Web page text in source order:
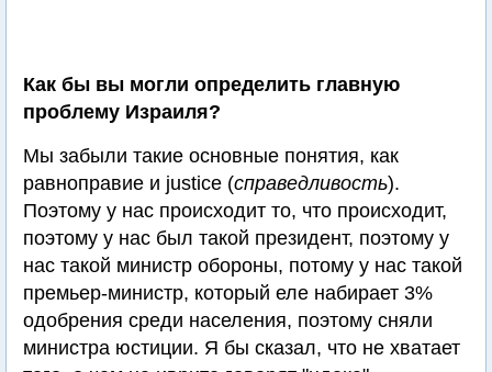
Как бы вы могли определить главную
проблему Израиля?
Мы забыли такие основные понятия, как
равноправие и justice (справедливость).
Поэтому у нас происходит то, что происходит,
поэтому у нас был такой президент, поэтому у
нас такой министр обороны, потому у нас такой
премьер-министр, который еле набирает 3%
одобрения среди населения, поэтому сняли
министра юстиции. Я бы сказал, что не хватает